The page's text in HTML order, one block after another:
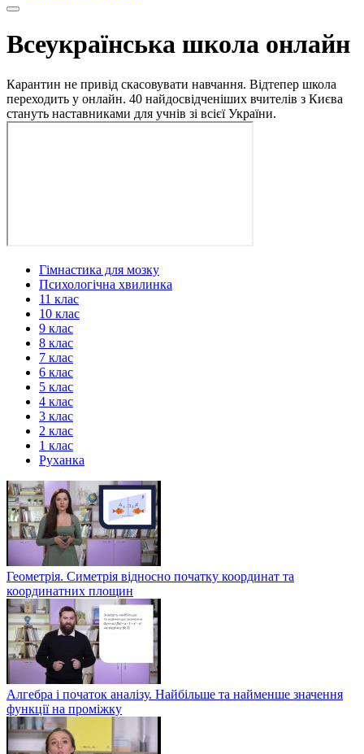
Всеукраїнська школа онлайн
Карантин не привід скасовувати навчання. Відтепер школа
переходить у онлайн. 40 найдосвідченіших вчителів з Києва
стануть наставниками для учнів зі всієї України.
Гімнастика для мозку
Психологічна хвилинка
11 клас
10 клас
9 клас
8 клас
7 клас
6 клас
5 клас
4 клас
3 клас
2 клас
1 клас
Руханка
Геометрія. Симетрія відносно початку координат та
координатних площин
Алгебра і початок аналізу. Найбільше та найменше значення
функції на проміжку